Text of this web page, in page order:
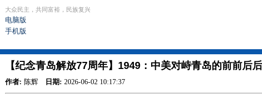
大众民主，共同富裕，民族复兴
电脑版
手机版
【纪念青岛解放77周年】1949：中美对峙青岛的前前后后
作者: 陈辉 日期: 2026-06-02 10:17:37